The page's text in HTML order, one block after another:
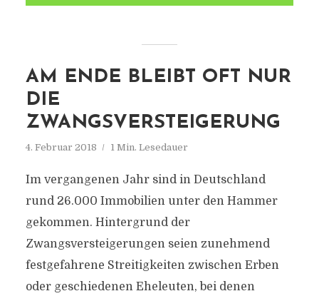
AM ENDE BLEIBT OFT NUR
DIE
ZWANGSVERSTEIGERUNG
4. Februar 2018 1 Min. Lesedauer
Im vergangenen Jahr sind in Deutschland
rund 26.000 Immobilien unter den Hammer
gekommen. Hintergrund der
Zwangsversteigerungen seien zunehmend
festgefahrene Streitigkeiten zwischen Erben
oder geschiedenen Eheleuten, bei denen